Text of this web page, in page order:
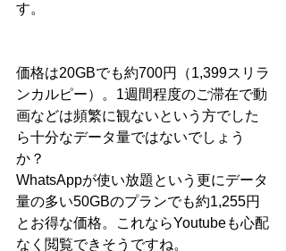
す。
価格は20GBでも約700円（1,399スリラ
ンカルピー）。1週間程度のご滞在で動
画などは頻繁に観ないという方でした
ら十分なデータ量ではないでしょう
か？
WhatsAppが使い放題という更にデータ
量の多い50GBのプランでも約1,255円
とお得な価格。これならYoutubeも心配
なく閲覧できそうですね。